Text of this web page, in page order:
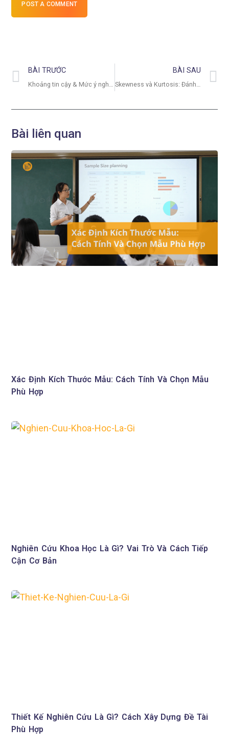
POST A COMMENT
BÀI TRƯỚC BÀI SAU
Bài liên quan
Xác Định Kích Thước Mẫu: Cách Tính Và Chọn Mẫu
Phù Hợp
Nghiên Cứu Khoa Học Là Gì? Vai Trò Và Cách Tiếp
Cận Cơ Bản
Thiết Kế Nghiên Cứu Là Gì? Cách Xây Dựng Đề Tài
Phù Hợp